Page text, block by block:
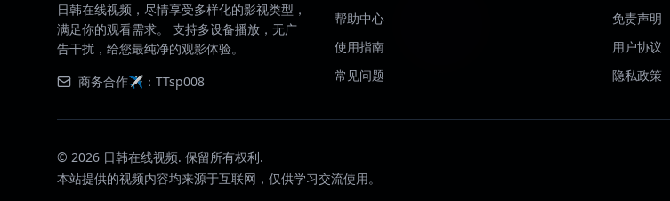
日韩在线视频，尽情享受多样化的影视类型，
满足你的观看需求。 支持多设备播放，无广
告干扰，给您最纯净的观影体验。
商务合作✈️：TTsp008
帮助中心
使用指南
常见问题
免责声明
用户协议
隐私政策
© 2026 日韩在线视频. 保留所有权利.
本站提供的视频内容均来源于互联网，仅供学习交流使用。